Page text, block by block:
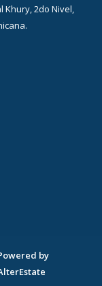
Khury, 2do Nivel,
by